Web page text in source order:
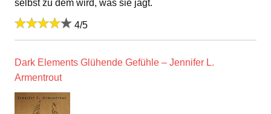
selbst zu dem wird, was sie jagt.
4/5
Dark Elements Glühende Gefühle – Jennifer L.
Armentrout